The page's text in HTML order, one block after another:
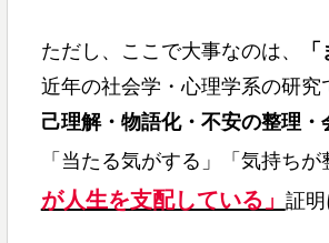
ただし、ここで大事なのは、
近年の社会学・心理学系の研究
己理解・物語化・不安の整理・
「当たる気がする」「気持ち
が人生を支配している」 証明